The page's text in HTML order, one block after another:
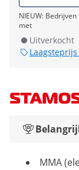
NIEUW:
met
Uitverkocht
MMA